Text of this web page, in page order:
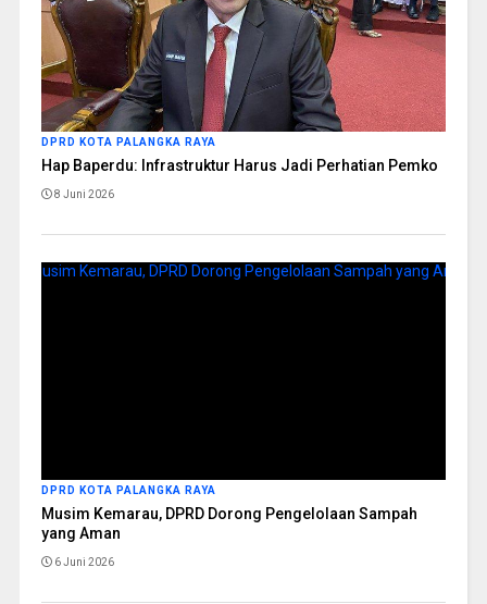
DPRD KOTA PALANGKA RAYA
Hap Baperdu: Infrastruktur Harus Jadi Perhatian Pemko
8 Juni 2026
DPRD KOTA PALANGKA RAYA
Musim Kemarau, DPRD Dorong Pengelolaan Sampah
yang Aman
6 Juni 2026